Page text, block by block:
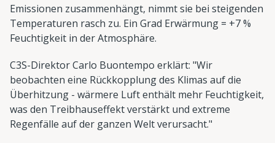
Emissionen zusammenhängt, nimmt sie bei steigenden
Temperaturen rasch zu. Ein Grad Erwärmung = +7 %
Feuchtigkeit in der Atmosphäre.
C3S-Direktor Carlo Buontempo erklärt: "Wir
beobachten eine Rückkopplung des Klimas auf die
Überhitzung - wärmere Luft enthält mehr Feuchtigkeit,
was den Treibhauseffekt verstärkt und extreme
Regenfälle auf der ganzen Welt verursacht."